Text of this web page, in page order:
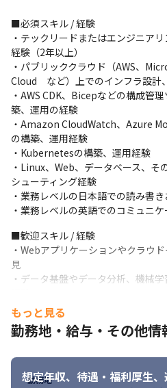
る機会があります
・AWS/Microsoft Azure/
ットフォームを学べる環境があります
＜募集背景＞
『dotData Cloud』は、単一の自社
るサービスより、利用者のペルソ
をホスティングする統合データ分
げている最中です。
日米の多種多様な業界におけるさま
程において、より信頼性の高いサ
に、より低いインフラコストでサ
めの進化が急務となっているため募
■必須スキル / 経験
・テックリードまたはエンジニア
経験（2年以上）
・パブリッククラウド（AWS、
Cloud　など）上でのインフラ設計
・AWS CDK、Bicepなどの構成管
築、運用の経験
・Amazon CloudWatch、Azure
の構築、運用経験
・Kubernetesの構築、運用経験
・Linux、Web、データベース、そ
シューティング経験
・業務レベルの日本語での読み書
・業務レベルの英語でのコミュニ
■歓迎スキル / 経験
・Webアプリケーションやクラウ
見
・データ基盤やデータ分析、機械
・採用や育成、コーチングなどチー
・非同期コミュニケーション中心の
・顧客が何を求めているかを考え
務を遂行する姿勢がある方
もっと見る
勤務地・給与・その他情
想定年収、待遇・福利厚生、
勤務地